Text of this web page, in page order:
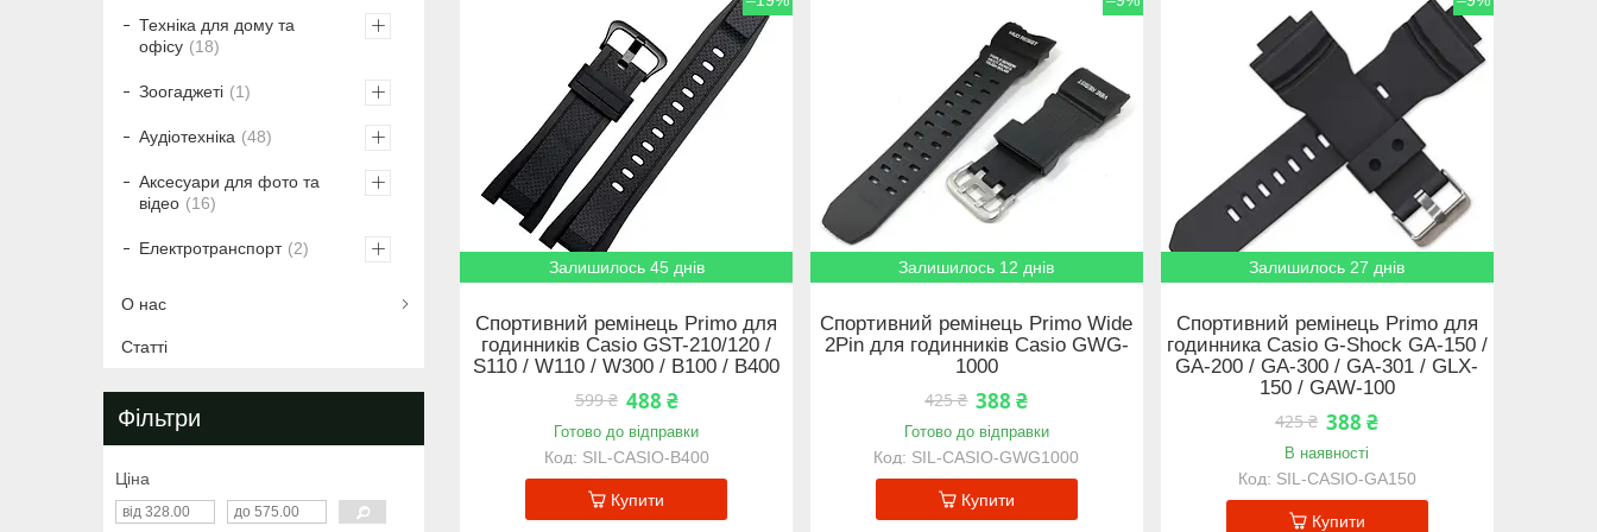
Залишилось 45 днів
Спортивний ремінець Primo для
годинників Casio GST-210/120 /
S110 / W110 / W300 / B100 / B400
599 ₴ 488 ₴
Готово до відправки
SIL-CASIO-B400
Купити
Залишилось 12 днів
Спортивний ремінець Primo Wide
2Pin для годинників Casio GWG-
1000
425 ₴ 388 ₴
Готово до відправки
SIL-CASIO-GWG1000
Купити
Залишилось 27 днів
Спортивний ремінець Primo для
годинника Casio G-Shock GA-150 /
GA-200 / GA-300 / GA-301 / GLX-
150 / GAW-100
425 ₴ 388 ₴
В наявності
SIL-CASIO-GA150
Купити
Техніка для дому та
офісу
18
Зоогаджеті 1
Аудіотехніка 48
Аксесуари для фото та
відео
16
Електротранспорт 2
О нас
Статті
Фільтри
Ціна